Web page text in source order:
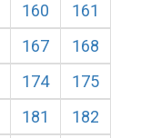
160
161
167
168
174
175
181
182